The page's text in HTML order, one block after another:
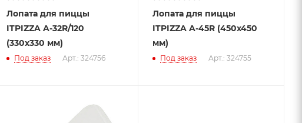
Лопата для пиццы
ITPIZZA A-32R/120
(330х330 мм)
Под заказ Арт.: 324756
Лопата для пиццы
ITPIZZA A-45R (450х450
мм)
Под заказ Арт.: 324755